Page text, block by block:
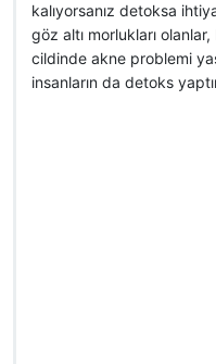
kalıyorsanız detoksa
göz altı morlukları
cildinde akne problemi
insanların da detoks